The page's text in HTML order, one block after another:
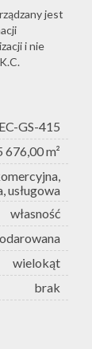
jest
i nie
GS-415
676,00 m²
usługowa
własność
wielokąt
brak